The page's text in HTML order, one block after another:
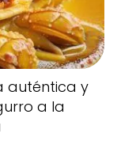
auténtica y
a la